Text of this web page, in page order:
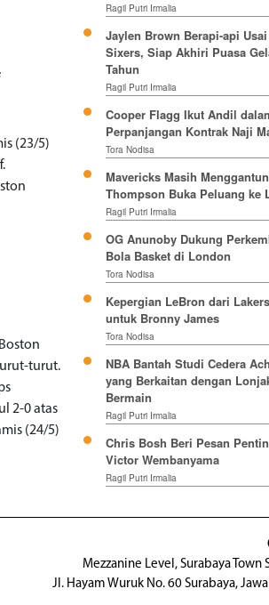
(23/5)
turut.
2-0 atas
(24/5)
Ragil Putri Irmalia
Jaylen Brown Berapi-api
Sixers, Siap Akhiri Puasa
Tahun
Ragil Putri Irmalia
Cooper Flagg Ikut Andil
Perpanjangan Kontrak Naji
Tora Nodisa
Mavericks Masih
Thompson Buka Peluang ke
Ragil Putri Irmalia
OG Anunoby Dukung
Bola Basket di London
Tora Nodisa
Kepergian LeBron dari
untuk Bronny James
Tora Nodisa
NBA Bantah Studi Cedera
yang Berkaitan dengan
Bermain
Ragil Putri Irmalia
Chris Bosh Beri Pesan
Victor Wembanyama
Ragil Putri Irmalia
Mezzanine Level, Surabaya Town
Jl. Hayam Wuruk No. 60 Surabaya,